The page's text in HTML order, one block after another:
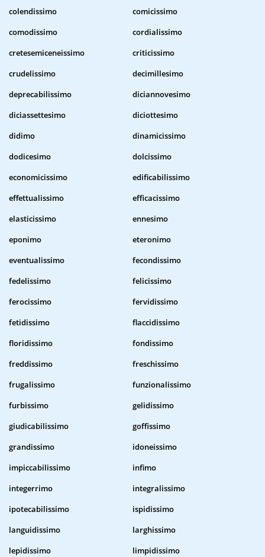
colendissimo
comicissimo
comodissimo
cordialissimo
cretesemiceneissimo
criticissimo
crudelissimo
decimillesimo
deprecabilissimo
diciannovesimo
diciassettesimo
diciottesimo
didimo
dinamicissimo
dodicesimo
dolcissimo
economicissimo
edificabilissimo
effettualissimo
efficacissimo
elasticissimo
ennesimo
eponimo
eteronimo
eventualissimo
fecondissimo
fedelissimo
felicissimo
ferocissimo
fervidissimo
fetidissimo
flaccidissimo
floridissimo
fondissimo
freddissimo
freschissimo
frugalissimo
funzionalissimo
furbissimo
gelidissimo
giudicabilissimo
goffissimo
grandissimo
idoneissimo
impiccabilissimo
infimo
integerrimo
integralissimo
ipotecabilissimo
ispidissimo
languidissimo
larghissimo
lepidissimo
limpidissimo